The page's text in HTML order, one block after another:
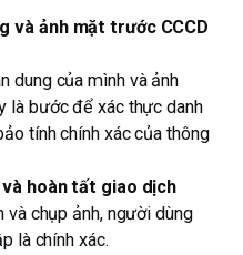
và ảnh mặt trước CCCD
dung của mình và ảnh
là bước để xác thực danh
tính chính xác của thông
và hoàn tất giao dịch
chụp ảnh, người dùng
là chính xác.